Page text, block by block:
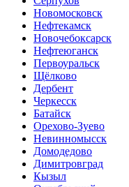
Новомосковск
Нефтекамск
Новочебоксарск
Нефтеюганск
Первоуральск
Щёлково
Дербент
Черкесск
Батайск
Орехово-Зуево
Невинномысск
Домодедово
Димитровград
Кызыл